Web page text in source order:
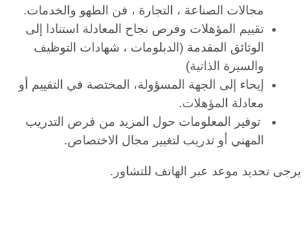
مجالات الصناعة ، التجارة ، فن الطهو والخدمات.
تقييم المؤهلات وفرص نجاح المعادلة استنادا إلى
الوثائق المقدمة (الدبلومات ، شهادات التوظيف
والسيرة الذاتية)
إيحاء إلى الجهة المسؤولة، المختصة في التقييم أو
معادلة المؤهلات.
توفير المعلومات حول المزيد من فرص التدريب
المهني أو تدريب لتغيير مجال الاختصاص.
يرجى تحديد موعد عبر الهاتف للتشاور.